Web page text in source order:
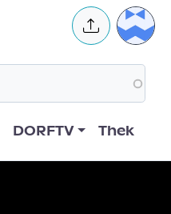
User
DORFTV Thek